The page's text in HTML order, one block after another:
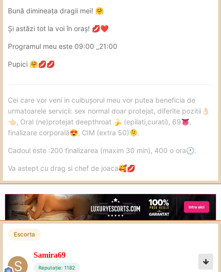
Bună dimineața dragii mei! 🤗
Și astăzi tot la voi în oraș! 💋❤️
Programul meu este 09:00 _21:00
Pupici 🤗💋💋
Cei care vor veni in cuibușorul meu vor putea beneficia de
urmatoarele servicii: sex normal doar protejat, diferite pozitii👌🏻
👈🏻, Oral (ne)protejat deepthroat 🍌 (epilati,curati), 69👅,
finalizare corporală😍, CIM (extra 50)🫠.
Cadoul este :200 finalizarea (maxim 30 min), 400 o ora🕐.
Va astept cu drag si chef de joaca🥰💋
Escorta
Samira69
Reputație: 1182